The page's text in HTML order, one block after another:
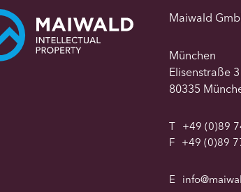
Maiwald
München
Elisenstraße 3
80335
T +49 (0)89
F +49 (0)89
E